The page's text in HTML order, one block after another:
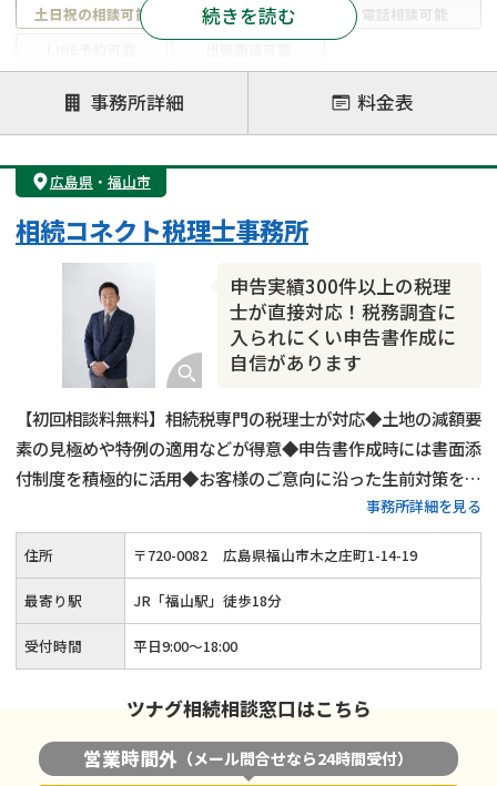
土日祝の相談可能
19時以降電話可能
電話相談可能
注力案件
遺言書作成・遺言執行
相続放棄
相続登記
遺産分割
遺留分侵害額請求
相続税申告
相続手続き
成年後見・任意後見
贈与税
相続財産調査
相続トラブル
続きを読む
事務所詳細 料金表
広島県 ・ 福山市
申告実績300件以上の税理
士が直接対応！税務調査に
入られにくい申告書作成に
自信があります
相続コネクト税理士事務所
【初回相談料無料】相続税専門の税理士が対応◆土地の減額要
素の見極めや特例の適用などが得意◆申告書作成時には書面添
付制度を積極的に活用◆お客様のご意向に沿った生前対策を提
案◆事業承継などその他相続業務にも対応可能◆広島県・岡山
県内で相続税申告をするなら当事務所にご相談ください。
事務所詳細を見る
住所 〒720-0082 広島県福山市木之庄町1-14-19
最寄り駅 JR「福山駅」徒歩18分
受付時間 平日9:00～18:00
ツナグ相続相談窓口はこちら
営業時間外 （メール問合せなら24時間受付）